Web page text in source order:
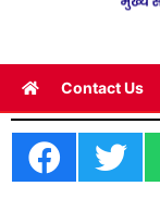
Contact Us